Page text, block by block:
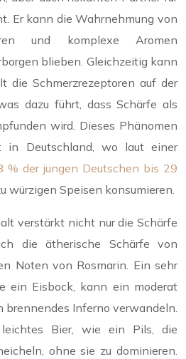
Er kann die Wahrnehmung von
und komplexe Aromen
blieben. Gleichzeitig kann
die Schmerzrezeptoren auf der
dazu führt, dass Schärfe als
wird. Dieses Phänomen
in Deutschland, wo laut einer
% der jungen Deutschen bis 29
würzigen Speisen konsumieren.
verstärkt nicht nur die Schärfe
die ätherische Schärfe von
Noten von Rosmarin. Ein sehr
ein Eisbock, kann ein moderat
brennendes Inferno verwandeln.
Bier, wie ein Pils, die
ohne sie zu dominieren.